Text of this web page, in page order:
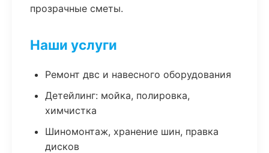
прозрачные сметы.
Наши услуги
Ремонт двс и навесного оборудования
Детейлинг: мойка, полировка,
химчистка
Шиномонтаж, хранение шин, правка
дисков